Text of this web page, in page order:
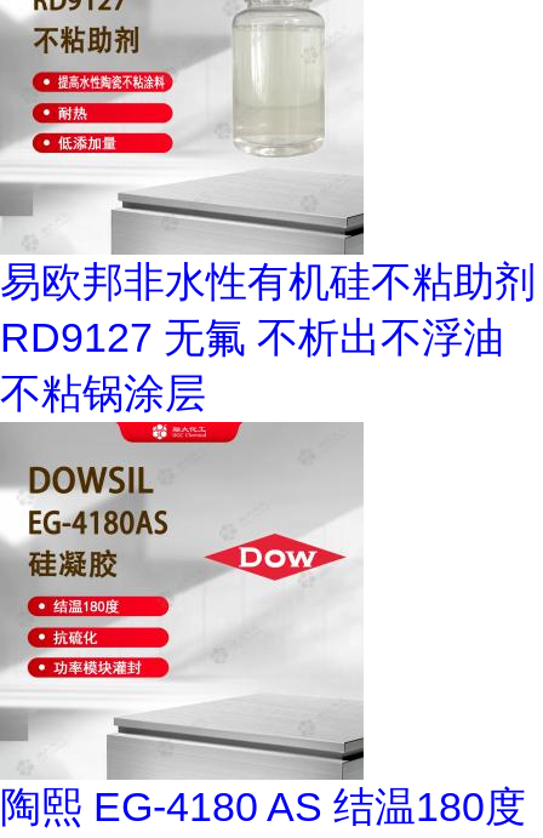
易欧邦非水性有机硅不粘助剂
RD9127 无氟 不析出不浮油
不粘锅涂层
陶熙 EG-4180 AS 结温180度